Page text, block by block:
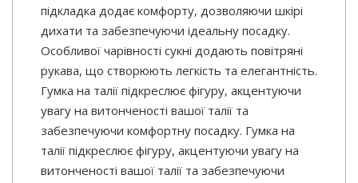
підкладка додає комфорту, дозволяючи шкірі
дихати та забезпечуючи ідеальну посадку.
Особливої чарівності сукні додають повітряні
рукава, що створюють легкість та елегантність.
Гумка на талії підкреслює фігуру, акцентуючи
увагу на витонченості вашої талії та
забезпечуючи комфортну посадку. Гумка на
талії підкреслює фігуру, акцентуючи увагу на
витонченості вашої талії та забезпечуючи